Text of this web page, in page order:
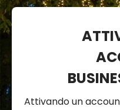
Attivando un